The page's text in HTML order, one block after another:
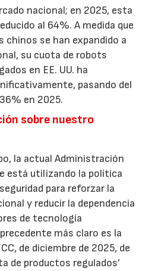
nacional; en 2025, esta
al 64%. A medida que
chinos se han expandido a
su cuota de robots
en EE. UU. ha
pasando del
en 2025.
sobre nuestro
la actual Administración
está utilizando la política
para reforzar la
y reducir la dependencia
de tecnología
más claro es la
de diciembre de 2025, de
de productos regulados’